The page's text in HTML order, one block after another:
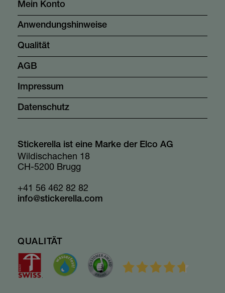
Mein Konto
Anwendungshinweise
Qualität
AGB
Impressum
Datenschutz
Stickerella ist eine Marke der Elco AG
Wildischachen 18
CH-5200 Brugg
+41 56 462 82 82
info@stickerella.com
QUALITÄT